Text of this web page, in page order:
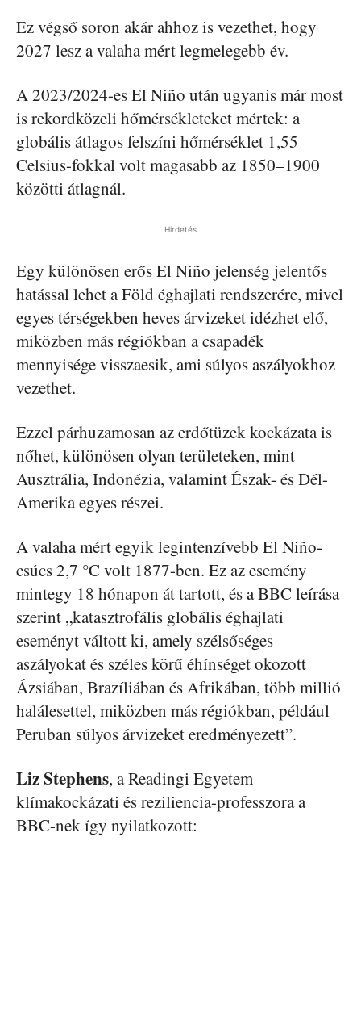
Ez végső soron akár ahhoz is vezethet, hogy
2027 lesz a valaha mért legmelegebb év.
A 2023/2024-es El Niño után ugyanis már most
is rekordközeli hőmérsékleteket mértek: a
globális átlagos felszíni hőmérséklet 1,55
Celsius-fokkal volt magasabb az 1850–1900
közötti átlagnál.
Hirdetés
Egy különösen erős El Niño jelenség jelentős
hatással lehet a Föld éghajlati rendszerére, mivel
egyes térségekben heves árvizeket idézhet elő,
miközben más régiókban a csapadék
mennyisége visszaesik, ami súlyos aszályokhoz
vezethet.
Ezzel párhuzamosan az erdőtüzek kockázata is
nőhet, különösen olyan területeken, mint
Ausztrália, Indonézia, valamint Észak- és Dél-
Amerika egyes részei.
A valaha mért egyik legintenzívebb El Niño-
csúcs 2,7 °C volt 1877-ben. Ez az esemény
mintegy 18 hónapon át tartott, és a BBC leírása
szerint „katasztrofális globális éghajlati
eseményt váltott ki, amely szélsőséges
aszályokat és széles körű éhínséget okozott
Ázsiában, Brazíliában és Afrikában, több millió
halálesettel, miközben más régiókban, például
Peruban súlyos árvizeket eredményezett”.
Liz Stephens, a Readingi Egyetem
klímakockázati és reziliencia-professzora a
BBC-nek így nyilatkozott: